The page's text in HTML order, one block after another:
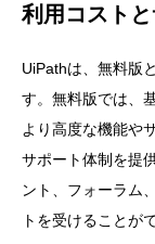
利用コスト
UiPathは、無料版
す。無料版では、
より高度な機能や
サポート体制を提
ント、フォーラム
トを受けることが